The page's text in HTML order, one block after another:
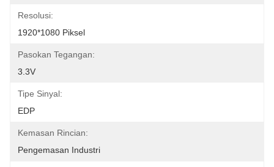
Resolusi:
1920*1080 Piksel
Pasokan Tegangan:
3.3V
Tipe Sinyal:
EDP
Kemasan Rincian:
Pengemasan Industri